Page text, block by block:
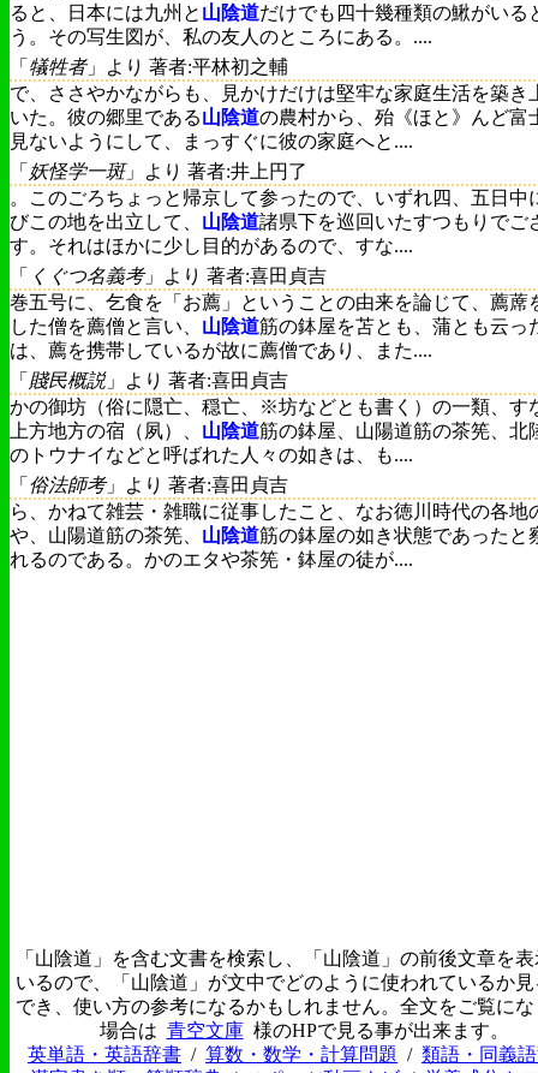
ると、日本には九州と 山陰道だけでも四十幾種類の鰍がいる
う。その写生図が、私の友人のところにある。....
「 犠牲者」より 著者:平林初之輔
で、ささやかながらも、見かけだけは堅牢な家庭生活を築き
いた。彼の郷里である山陰道の農村から、殆《ほと》んど富
見ないようにして、まっすぐに彼の家庭へと....
「 妖怪学一斑」より 著者:井上円了
。このごろちょっと帰京して参ったので、いずれ四、五日中
びこの地を出立して、 山陰道諸県下を巡回いたすつもりでご
す。それはほかに少し目的があるので、すな....
「
くぐつ名義考」より 著者:喜田貞吉
巻五号に、乞食を「お薦」ということの由来を論じて、薦蓆
した僧を薦僧と言い、 山陰道筋の鉢屋を苫とも、蒲とも云っ
は、薦を携帯しているが故に薦僧であり、また....
「 賤民概説 」より 著者:喜田貞吉
かの御坊（俗に隠亡、穏亡、※坊などとも書く）の一類、す
上方地方の宿（夙）、 山陰道筋の鉢屋、山陽道筋の茶筅、北
のトウナイなどと呼ばれた人々の如きは、も....
「 俗法師考」より 著者:喜田貞吉
ら、かねて雑芸・雑職に従事したこと、なお徳川時代の各地
や、山陽道筋の茶筅、 山陰道筋の鉢屋の如き状態であったと
れるのである。かのエタや茶筅・鉢屋の徒が....
「山陰道」を含む文書を検索し、「山陰道」の前後文章を
いるので、「山陰道」が文中でどのように使われているか
でき、使い方の参考になるかもしれません。全文をご覧に
場合は 青空文庫 様のHPで見る事が出来ます。
英単語・英語辞書 / 算数・数学・計算問題 / 類語・同義